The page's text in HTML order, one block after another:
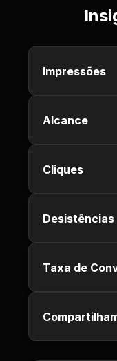
Impressões
Alcance
Cliques
Desistências
Taxa de